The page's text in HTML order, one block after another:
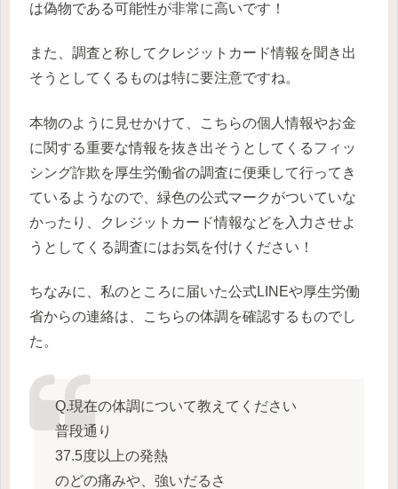
は偽物である可能性が非常に高いです！
また、調査と称してクレジットカード情報を聞き出
そうとしてくるものは特に要注意ですね。
本物のように見せかけて、こちらの個人情報やお金
に関する重要な情報を抜き出そうとしてくるフィッ
シング詐欺を厚生労働省の調査に便乗して行ってき
ているようなので、緑色の公式マークがついていな
かったり、クレジットカード情報などを入力させよ
うとしてくる調査にはお気を付けください！
ちなみに、私のところに届いた公式LINEや厚生労働
省からの連絡は、こちらの体調を確認するものでし
た。
Q.現在の体調について教えてください
普段通り
37.5度以上の発熱
のどの痛みや、強いだるさ